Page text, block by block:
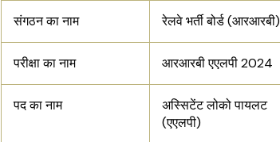
संगठन का नाम रेलवे भर्ती बोर्ड (आरआरबी)
परीक्षा का नाम आरआरबी एएलपी 2024
पद का नाम
अस्सिटेंट लोको पायलट
(एएलपी)